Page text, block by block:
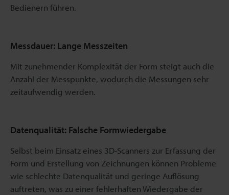
Bedienern führen.
Messdauer: Lange Messzeiten
Mit zunehmender Komplexität der Form steigt auch die
Anzahl der Messpunkte, wodurch die Messungen sehr
zeitaufwendig werden.
Datenqualität: Falsche Formwiedergabe
Selbst beim Einsatz eines 3D-Scanners zur Erfassung der
Form und Erstellung von Zeichnungen können Probleme
wie schlechte Datenqualität und geringe Auflösung
auftreten, was zu einer fehlerhaften Wiedergabe der